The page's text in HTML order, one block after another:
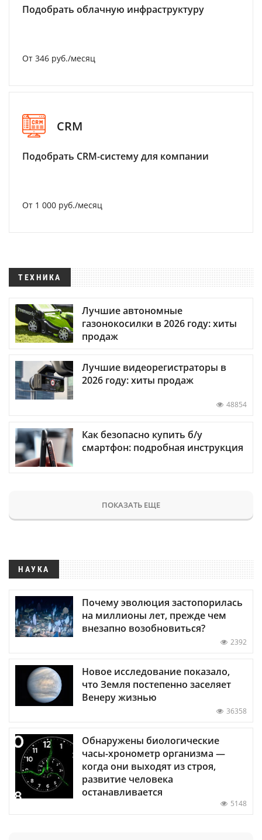
Подобрать облачную инфраструктуру
От 346 руб./месяц
CRM
Подобрать CRM-систему для компании
От 1 000 руб./месяц
ТЕХНИКА
Лучшие автономные
газонокосилки в 2026 году: хиты
продаж
Лучшие видеорегистраторы в
2026 году: хиты продаж
48854
Как безопасно купить б/у
смартфон: подробная инструкция
ПОКАЗАТЬ ЕЩЕ
НАУКА
Почему эволюция застопорилась
на миллионы лет, прежде чем
внезапно возобновиться?
2392
Новое исследование показало,
что Земля постепенно заселяет
Венеру жизнью
36358
Обнаружены биологические
часы-хронометр организма —
когда они выходят из строя,
развитие человека
останавливается
5148